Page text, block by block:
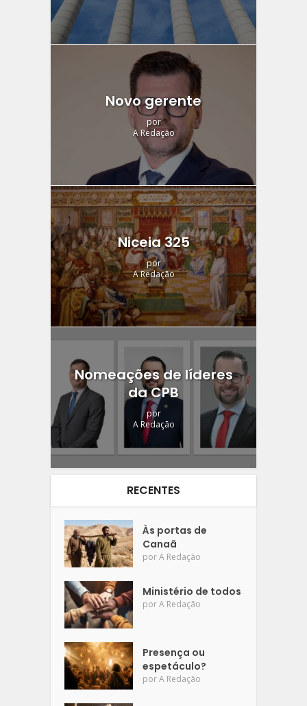
Novo gerente
por
A Redação
Niceia 325
por
A Redação
Nomeações de líderes
da CPB
por
A Redação
RECENTES
Às portas de
Canaã
porA Redação
Ministério de todos
porA Redação
Presença ou
espetáculo?
porA Redação